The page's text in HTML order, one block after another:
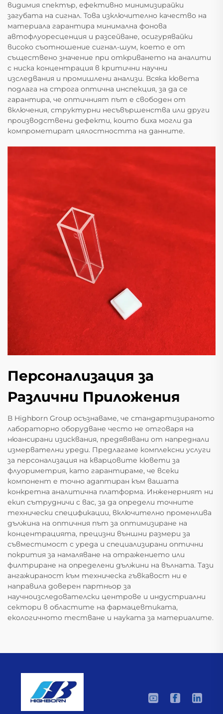
видимия спектър, ефективно минимизирайки
загубата на сигнал. Това изключително качество на
материала гарантира минимална фонова
автофлуоресценция и разсейване, осигурявайки
високо съотношение сигнал-шум, което е от
съществено значение при откриването на аналити
с ниска концентрация в критични научни
изследвания и промишлени анализи. Всяка кювета
подлага на строга оптична инспекция, за да се
гарантира, че оптичният път е свободен от
включения, структурни несъвършенства или други
производствени дефекти, които биха могли да
компрометират цялостността на данните.
Персонализация за
Различни Приложения
В Highborn Group осъзнаваме, че стандартизираното
лабораторно оборудване често не отговаря на
нюансирани изисквания, предявявани от напреднали
измервателни уреди. Предлагаме комплексни услуги
за персонализация на кварцовите кювети за
флуориметрия, като гарантираме, че всеки
компонент е точно адаптиран към вашата
конкретна аналитична платформа. Инженерният ни
екип сътрудничи с вас, за да определи точните
технически спецификации, включително променлива
дължина на оптичния път за оптимизиране на
концентрацията, прецизни външни размери за
съвместимост с уреда и специализирани оптични
покрития за намаляване на отражението или
филтриране на определени дължини на вълната. Тази
ангажираност към техническа гъвкавост ни е
направила доверен партньор за
научноизследователски центрове и индустриални
сектори в областите на фармацевтиката,
екологичното тестване и науката за материалите.